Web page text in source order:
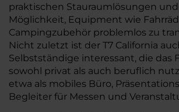
praktischen Stauraumlösungen
Möglichkeit, Equipment wie
Campingzubehör problemlos zu
Nicht zuletzt ist der T7 California
Selbstständige interessant, die das
sowohl privat als auch beruflich
etwa als mobiles Büro,
Begleiter für Messen und